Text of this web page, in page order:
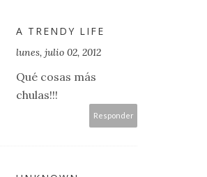
A TRENDY LIFE
lunes, julio 02, 2012
Qué cosas más
chulas!!!
Responder